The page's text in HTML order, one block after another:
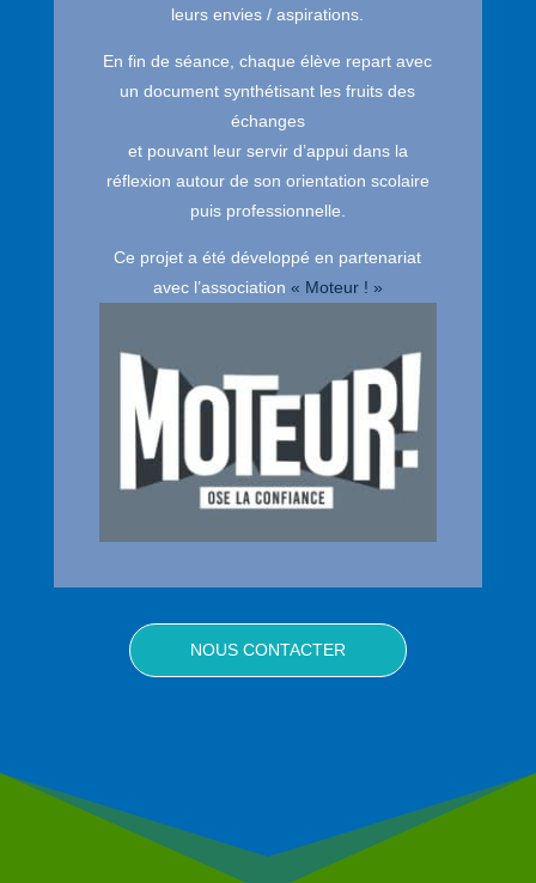
leurs envies / aspirations.
En fin de séance, chaque élève repart avec
un document synthétisant les fruits des
échanges
et pouvant leur servir d’appui dans la
réflexion autour de son orientation scolaire
puis professionnelle.
Ce projet a été développé en partenariat
avec l’association « Moteur ! »
NOUS CONTACTER